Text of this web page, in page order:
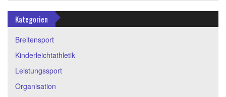
Kategorien
Breitensport
Kinderleichtathletik
Leistungssport
Organisation